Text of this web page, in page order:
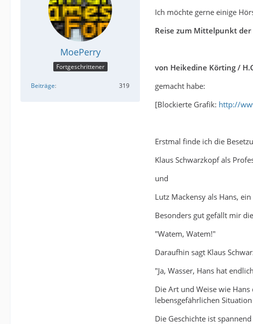
MoePerry
Fortgeschrittener
Beiträge 319
Ich möchte gerne einige
Reise zum Mittelpunkt der
von Heikedine Körting /
gemacht habe:
[Blockierte Grafik: http://
Erstmal finde ich die
Klaus Schwarzkopf als
und
Lutz Mackensy als Hans,
Besonders gut gefällt mir
"Watem, Watem!"
Daraufhin sagt Klaus
"Ja, Wasser, Hans hat
Die Art und Weise wie
lebensgefährlichen
Die Geschichte ist